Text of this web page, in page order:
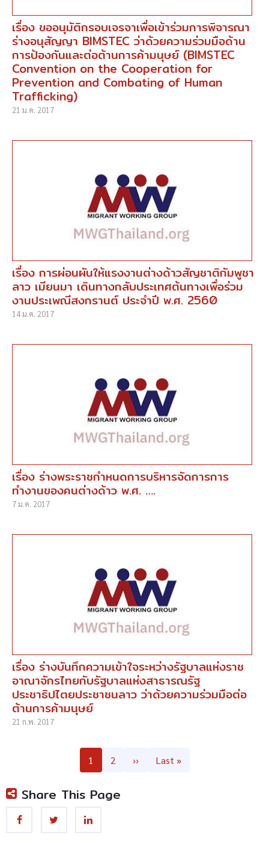
เรื่อง ขออนุมัติกรอบเจรจาเพื่อเข้าร่วมการพิจารณา
ร่างอนุสัญญา BIMSTEC ว่าด้วยความร่วมมือด้าน
การป้องกันและต่อต้านการค้ามนุษย์ (BIMSTEC
Convention on the Cooperation for
Prevention and Combating of Human
Trafficking)
21 ม.ค. 2017
เรื่อง การผ่อนผันให้แรงงานต่างด้าวสัญชาติกัมพูชา
ลาว เมียนมา เดินทางกลับประเทศต้นทางเพื่อร่วม
งานประเพณีสงกรานต์ ประจำปี พ.ศ. 2560
14 ม.ค. 2017
เรื่อง ร่างพระราชกำหนดการบริหารจัดการการ
ทำงานของคนต่างด้าว พ.ศ. ….
7 ม.ค. 2017
เรื่อง ร่างบันทึกความเข้าใจระหว่างรัฐบาลแห่งราช
อาณาจักรไทยกับรัฐบาลแห่งสาธารณรัฐ
ประชาธิปไตยประชาชนลาว ว่าด้วยความร่วมมือต่อ
ต้านการค้ามนุษย์
21 ก.พ. 2017
Page
1 Page
2 Next
›› Last
Last »
Share This Page